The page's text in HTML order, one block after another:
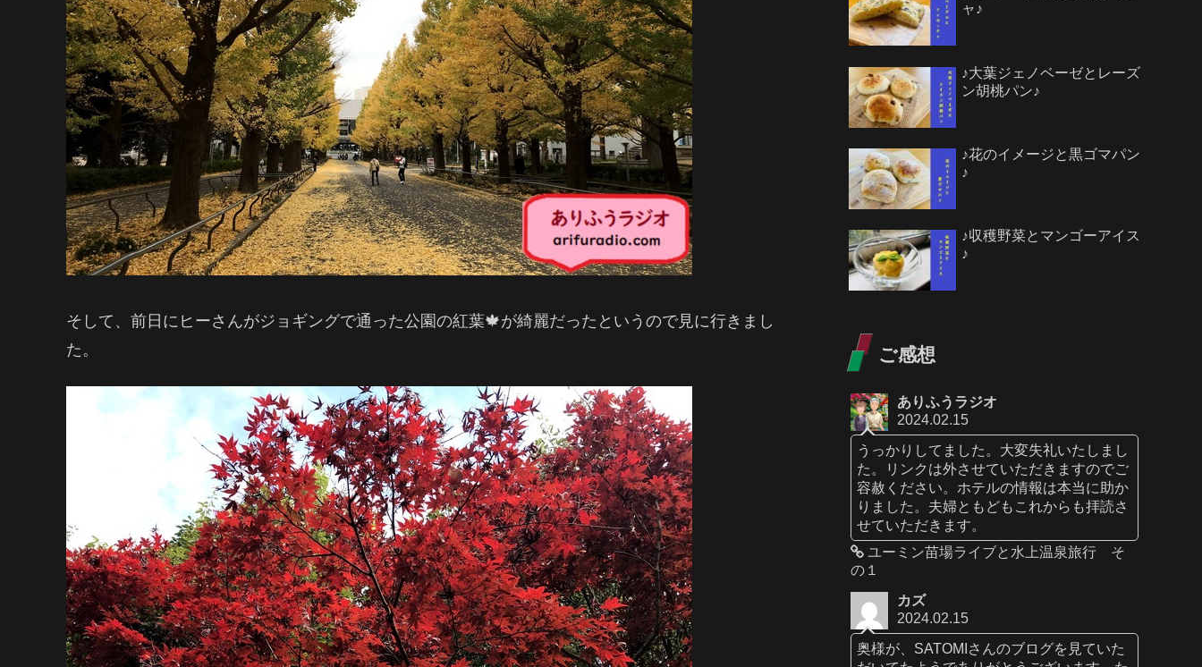
そして、前日にヒーさんがジョギングで通った公園の紅葉🍁が綺麗だったというので見に行きまし
た。
ャ♪
♪大葉ジェノベーゼとレーズ
ン胡桃パン♪
♪花のイメージと黒ゴマパン
♪
♪収穫野菜とマンゴーアイス
♪
ご感想
ありふうラジオ
2024.02.15
うっかりしてました。大変失礼いたしまし
た。リンクは外させていただきますのでご
容赦ください。ホテルの情報は本当に助か
りました。夫婦ともどもこれからも拝読さ
せていただきます。
ユーミン苗場ライブと水上温泉旅行 そ
の１
カズ
2024.02.15
奥様が、SATOMIさんのブログを見ていた